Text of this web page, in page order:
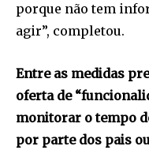
porque não tem
agir”, completou.
Entre as medidas
oferta de
monitorar o tempo
por parte dos pais